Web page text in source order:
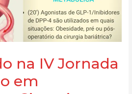
na IV Jornada
em